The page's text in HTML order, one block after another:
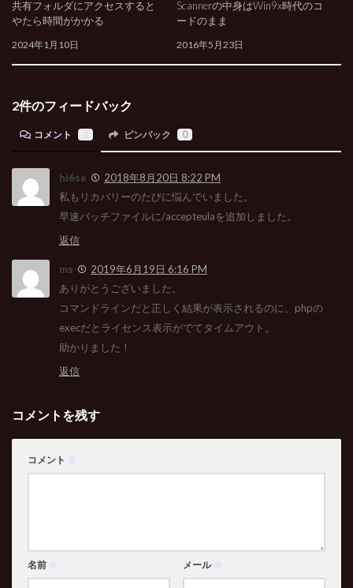
共有フォルダにアクセスすると
やたら時間がかかる
2024年1月10日
Scannerの中身はWin9x時代のコ
ードのまま
2016年5月23日
2件のフィードバック
コメント ピンバック 0
hi6se
2018年8月20日 8:22 PM
私もリカバリーのたびに悩んでいました。
早速バッチファイルに/accepteulaを追加しました。
返信
ms
2019年6月19日 6:16 PM
ありがとうございました。
コマンドラインだと正しく結果が表示されるのに、phpの
execだとライセンス表示がでてタイムアウト。
助かりました！
返信
コメントを残す
コメント ※
名前 ※ メール ※